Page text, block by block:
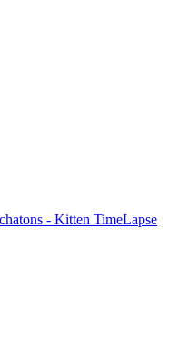
- Kitten TimeLapse